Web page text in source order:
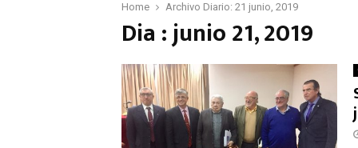
Home Archivo Diario: 21 junio, 2019
Dia : junio 21, 2019